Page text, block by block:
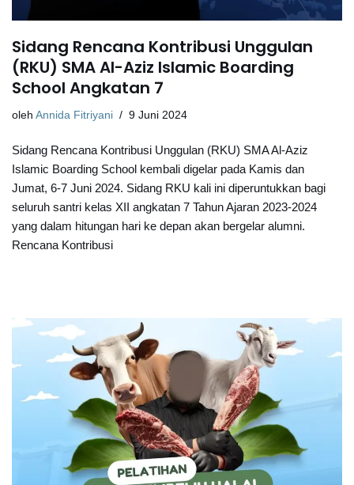
Sidang Rencana Kontribusi Unggulan
(RKU) SMA Al-Aziz Islamic Boarding
School Angkatan 7
oleh Annida Fitriyani 9 Juni 2024
Sidang Rencana Kontribusi Unggulan (RKU) SMA Al-Aziz
Islamic Boarding School kembali digelar pada Kamis dan
Jumat, 6-7 Juni 2024. Sidang RKU kali ini diperuntukkan bagi
seluruh santri kelas XII angkatan 7 Tahun Ajaran 2023-2024
yang dalam hitungan hari ke depan akan bergelar alumni.
Rencana Kontribusi